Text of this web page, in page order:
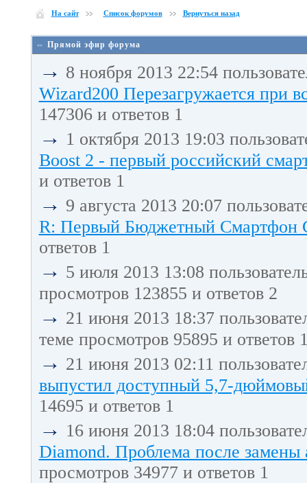
На сайт Список форумов Вернуться назад
⇔ Прямой эфир форума
→ 8 ноября 2013 22:54
Wizard200 Перезагружается при
147306 и ответов 1
→ 1 октября 2013 19:03
Boost 2 - первый российский
и ответов 1
→ 9 августа 2013 20:07
R: Первый Бюджетный Смартфон
ответов 1
→ 5 июля 2013 13:08
просмотров 123855 и ответов 2
→ 21 июня 2013 18:37
теме просмотров 95895 и ответов
→ 21 июня 2013 02:11
выпустил доступный 5,7-
14695 и ответов 1
→ 16 июня 2013 18:04
Diamond. Проблема после
просмотров 34977 и ответов 1